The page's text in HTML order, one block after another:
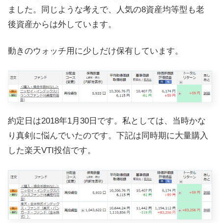
ました。同じような考えで、人気の8資産均等型も老
後資産からは外しています。
動きのウォッチ用に少しだけ保有しています。
約定日は2018年1月30日です。私としては、当時かな
り真剣に悩んでいたのです。下記は同時期に大量購入
した楽天VTI投信です。